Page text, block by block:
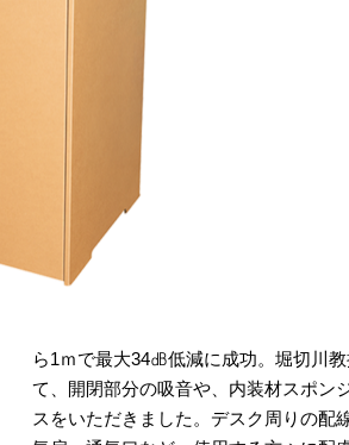
ら1ｍで最大34㏈低減に成功。堀切川
て、開閉部分の吸音や、内装材スポン
スをいただきました。デスク周りの配